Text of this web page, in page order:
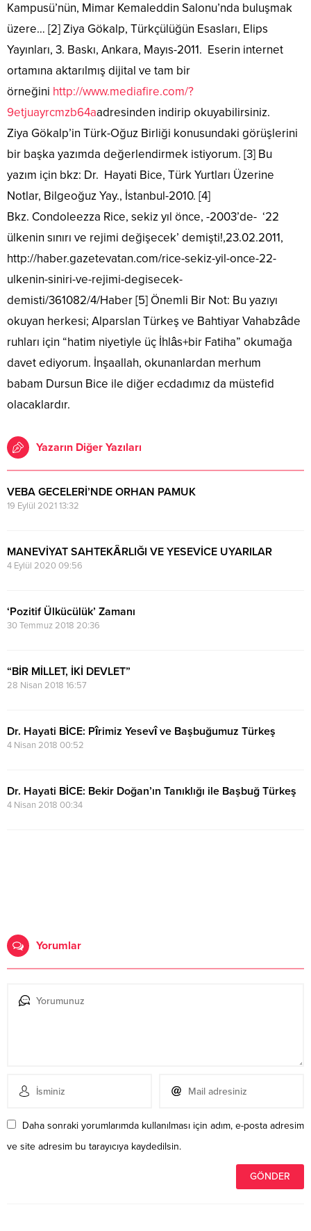
Kampusü’nün, Mimar Kemaleddin Salonu’nda buluşmak
üzere… [2] Ziya Gökalp, Türkçülüğün Esasları, Elips
Yayınları, 3. Baskı, Ankara, Mayıs-2011. Eserin internet
ortamına aktarılmış dijital ve tam bir
örneğini http://www.mediafire.com/?
9etjuayrcmzb64aadresinden indirip okuyabilirsiniz.
Ziya Gökalp’in Türk-Oğuz Birliği konusundaki görüşlerini
bir başka yazımda değerlendirmek istiyorum. [3] Bu
yazım için bkz: Dr. Hayati Bice, Türk Yurtları Üzerine
Notlar, Bilgeoğuz Yay., İstanbul-2010. [4]
Bkz. Condoleezza Rice, sekiz yıl önce, -2003’de- ‘22
ülkenin sınırı ve rejimi değişecek’ demişti!,23.02.2011,
http://haber.gazetevatan.com/rice-sekiz-yil-once-22-
ulkenin-siniri-ve-rejimi-degisecek-
demisti/361082/4/Haber [5] Önemli Bir Not: Bu yazıyı
okuyan herkesi; Alparslan Türkeş ve Bahtiyar Vahabzâde
ruhları için “hatim niyetiyle üç İhlâs+bir Fatiha” okumağa
davet ediyorum. İnşaallah, okunanlardan merhum
babam Dursun Bice ile diğer ecdadımız da müstefid
olacaklardır.
Yazarın Diğer Yazıları
VEBA GECELERİ’NDE ORHAN PAMUK
19 Eylül 2021 13:32
MANEVİYAT SAHTEKÂRLIĞI VE YESEVİCE UYARILAR
4 Eylül 2020 09:56
‘Pozitif Ülkücülük’ Zamanı
30 Temmuz 2018 20:36
“BİR MİLLET, İKİ DEVLET”
28 Nisan 2018 16:57
Dr. Hayati BİCE: Pîrimiz Yesevî ve Başbuğumuz Türkeş
4 Nisan 2018 00:52
Dr. Hayati BİCE: Bekir Doğan’ın Tanıklığı ile Başbuğ Türkeş
4 Nisan 2018 00:34
Yorumlar
Daha sonraki yorumlarımda kullanılması için adım, e-posta adresim
ve site adresim bu tarayıcıya kaydedilsin.